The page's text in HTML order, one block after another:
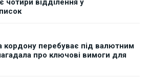
чотири відділення у
кордону перебуває під валютним
про ключові вимоги для